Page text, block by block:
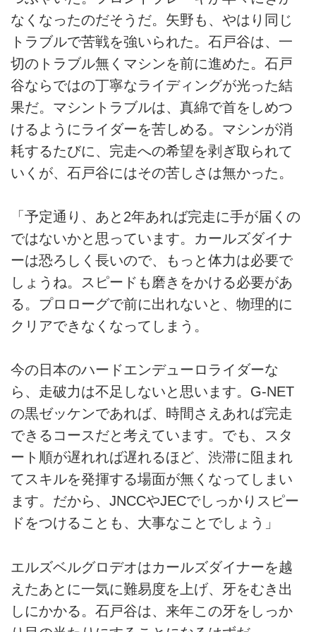
なくなったのだそうだ。矢野も、やはり同じ
トラブルで苦戦を強いられた。石戸谷は、一
切のトラブル無くマシンを前に進めた。石戸
谷ならではの丁寧なライディングが光った結
果だ。マシントラブルは、真綿で首をしめつ
けるようにライダーを苦しめる。マシンが消
耗するたびに、完走への希望を剥ぎ取られて
いくが、石戸谷にはその苦しさは無かった。
「予定通り、あと2年あれば完走に手が届くの
ではないかと思っています。カールズダイナ
ーは恐ろしく長いので、もっと体力は必要で
しょうね。スピードも磨きをかける必要があ
る。プロローグで前に出れないと、物理的に
クリアできなくなってしまう。
今の日本のハードエンデューロライダーな
ら、走破力は不足しないと思います。G-NET
の黒ゼッケンであれば、時間さえあれば完走
できるコースだと考えています。でも、スタ
ート順が遅れれば遅れるほど、渋滞に阻まれ
てスキルを発揮する場面が無くなってしまい
ます。だから、JNCCやJECでしっかりスピー
ドをつけることも、大事なことでしょう」
エルズベルグロデオはカールズダイナーを越
えたあとに一気に難易度を上げ、牙をむき出
しにかかる。石戸谷は、来年この牙をしっか